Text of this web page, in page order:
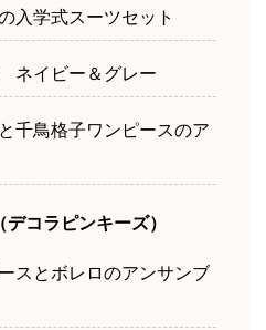
入学式スーツセット
ネイビー＆グレー
千鳥格子ワンピースのア
コラピンキーズ）
スとボレロのアンサンブ